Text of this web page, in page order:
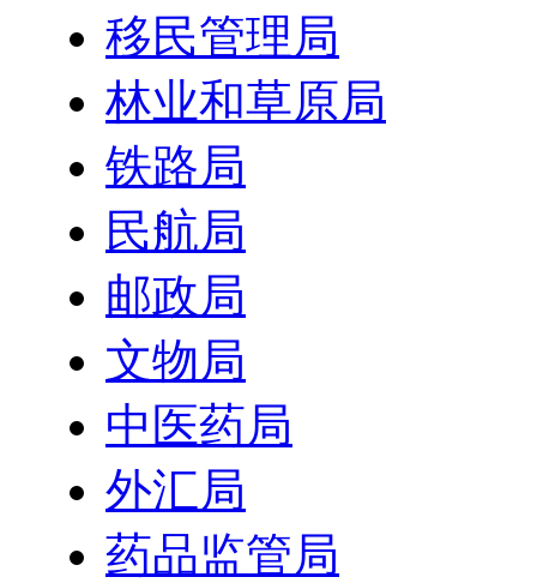
移民管理局
林业和草原局
铁路局
民航局
邮政局
文物局
中医药局
外汇局
药品监管局